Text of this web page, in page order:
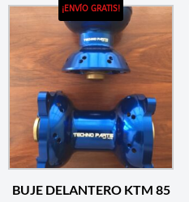
¡ENVÍO GRATIS!
BUJE DELANTERO KTM 85